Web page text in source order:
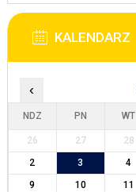
KALENDARZ
‹
NDZ PN WT
26 27 28
2
3 4
9
10 11